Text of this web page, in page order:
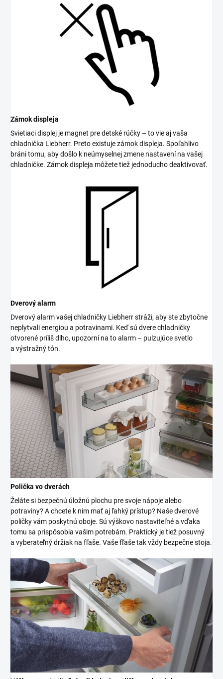
Zámok displeja
Svietiaci displej je magnet pre detské rúčky – to vie aj vaša
chladnička Liebherr. Preto existuje zámok displeja. Spoľahlivo
bráni tomu, aby došlo k neúmyselnej zmene nastavení na vašej
chladničke. Zámok displeja môžete tiež jednoducho deaktivovať.
Dverový alarm
Dverový alarm vašej chladničky Liebherr stráži, aby ste zbytočne
neplytvali energiou a potravinami. Keď sú dvere chladničky
otvorené príliš dlho, upozorní na to alarm – pulzujúce svetlo
a výstražný tón.
Polička vo dverách
Želáte si bezpečnú úložnú plochu pre svoje nápoje alebo
potraviny? A chcete k nim mať aj ľahký prístup? Naše dverové
poličky vám poskytnú oboje. Sú výškovo nastaviteľné a vďaka
tomu sa prispôsobia vašim potrebám. Praktický je tiež posuvný
a vyberateľný držiak na fľaše. Vaše fľaše tak vždy bezpečne stoja.